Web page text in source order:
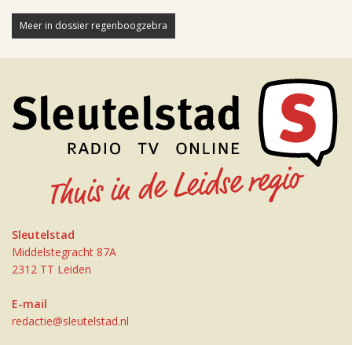
Meer in dossier regenboogzebra
Sleutelstad
Middelstegracht 87A
2312 TT Leiden
E-mail
redactie@sleutelstad.nl